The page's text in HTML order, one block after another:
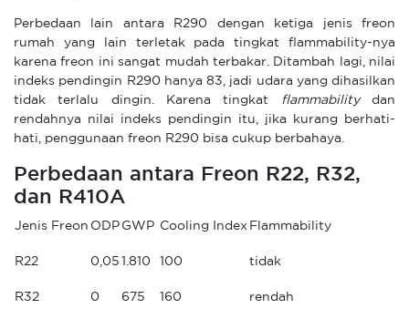
Perbedaan lain antara R290 dengan ketiga jenis freon
rumah yang lain terletak pada tingkat flammability-nya
karena freon ini sangat mudah terbakar. Ditambah lagi, nilai
indeks pendingin R290 hanya 83, jadi udara yang dihasilkan
tidak terlalu dingin. Karena tingkat
flammabilitydan
rendahnya nilai indeks pendingin itu, jika kurang berhati-
hati, penggunaan freon R290 bisa cukup berbahaya.
Perbedaan antara Freon R22, R32,
dan R410A
Jenis Freon ODP GWP Cooling Index Flammability
R22 0,05 1.810 100 tidak
R32 0 675 160 rendah